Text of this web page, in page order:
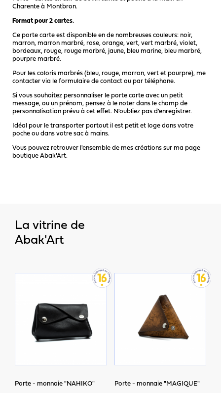
Charente à Montbron.
Format pour 2 cartes.
Ce porte carte est disponible en de nombreuses couleurs: noir,
marron, marron marbré, rose, orange, vert, vert marbré, violet,
bordeaux, rouge, rouge marbré, jaune, bleu marine, bleu marbré,
pourpre marbré.
Pour les coloris marbrés (bleu, rouge, marron, vert et pourpre), me
contacter via le formulaire de contact ou par téléphone.
Si vous souhaitez personnaliser le porte carte avec un petit
message, ou un prénom, pensez à le noter dans le champ de
personnalisation prévu à cet effet. N'oubliez pas d'enregistrer.
Idéal pour le transporter partout il est petit et loge dans votre
poche ou dans votre sac à mains.
Vous pouvez retrouver l'ensemble de mes créations sur ma page
boutique Abak'Art.
La vitrine de
Abak'Art
Porte - monnaie "NAHIKO" Porte - monnaie "MAGIQUE"